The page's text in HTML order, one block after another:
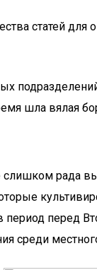
статей
шла вялая
рада
период
среди